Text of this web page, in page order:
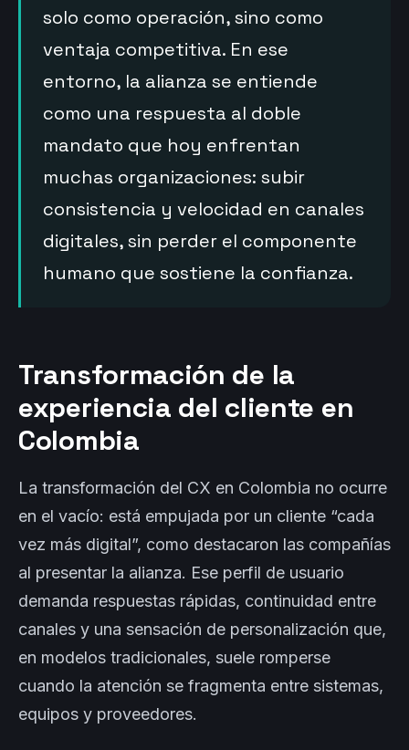
solo como operación, sino como
ventaja competitiva. En ese
entorno, la alianza se entiende
como una respuesta al doble
mandato que hoy enfrentan
muchas organizaciones: subir
consistencia y velocidad en canales
digitales, sin perder el componente
humano que sostiene la confianza.
Transformación de la
experiencia del cliente en
Colombia
La transformación del CX en Colombia no ocurre
en el vacío: está empujada por un cliente “cada
vez más digital”, como destacaron las compañías
al presentar la alianza. Ese perfil de usuario
demanda respuestas rápidas, continuidad entre
canales y una sensación de personalización que,
en modelos tradicionales, suele romperse
cuando la atención se fragmenta entre sistemas,
equipos y proveedores.